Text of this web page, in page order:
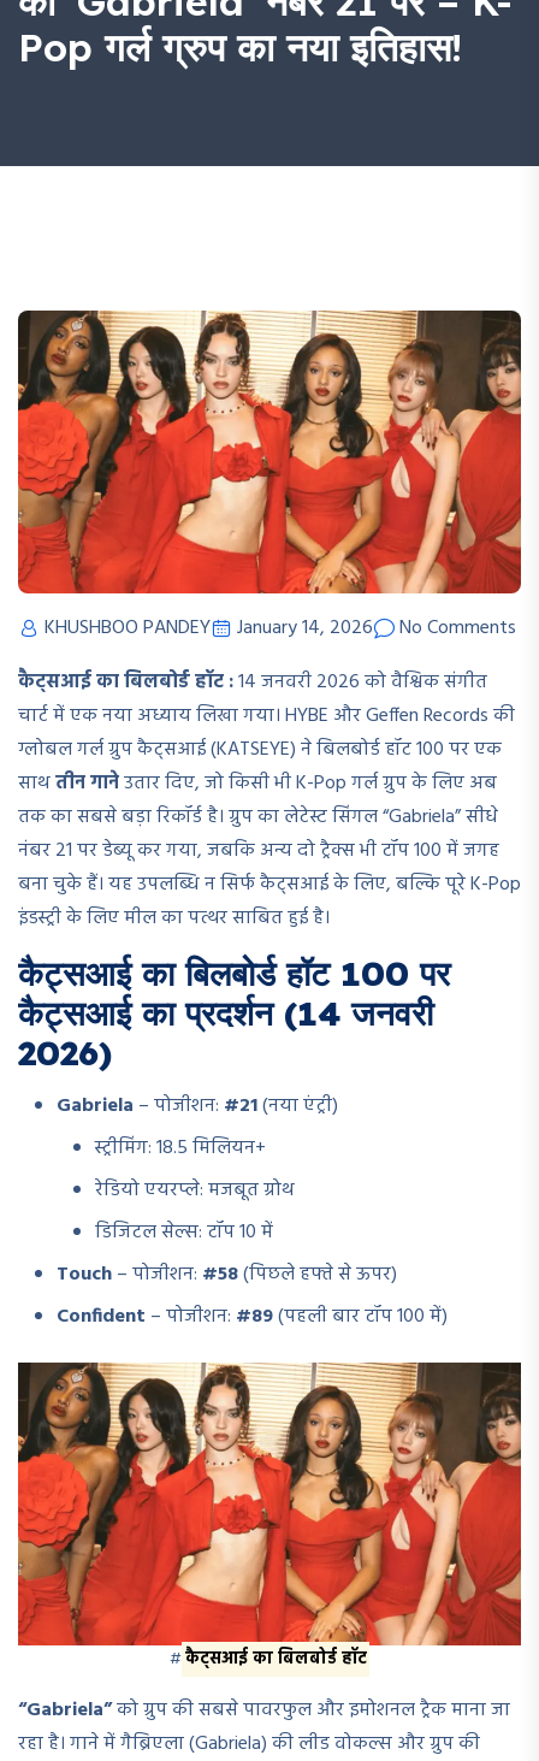
Pop गर्ल ग्रुप का नया इतिहास!
KHUSHBOO PANDEY January 14, 2026
No Comments
कैट्सआई का बिलबोर्ड हॉट :14 जनवरी 2026 को वैश्विक संगीत
चार्ट में एक नया अध्याय लिखा गया। HYBE और Geffen Records की
ग्लोबल गर्ल ग्रुप कैट्सआई (KATSEYE) ने बिलबोर्ड हॉट 100 पर एक
साथतीन गानेउतार दिए, जो किसी भी K-Pop गर्ल ग्रुप के लिए अब
तक का सबसे बड़ा रिकॉर्ड है। ग्रुप का लेटेस्ट सिंगल “Gabriela” सीधे
नंबर 21 पर डेब्यू कर गया, जबकि अन्य दो ट्रैक्स भी टॉप 100 में जगह
बना चुके हैं। यह उपलब्धि न सिर्फ कैट्सआई के लिए, बल्कि पूरे K-Pop
इंडस्ट्री के लिए मील का पत्थर साबित हुई है।
कैट्सआई का बिलबोर्ड हॉट 100 पर
कैट्सआई का प्रदर्शन (14 जनवरी
2026)
Gabriela – पोजीशन: #21(नया एंट्री)
स्ट्रीमिंग: 18.5 मिलियन+
रेडियो एयरप्ले: मजबूत ग्रोथ
डिजिटल सेल्स: टॉप 10 में
Touch– पोजीशन: #58(पिछले हफ्ते से ऊपर)
Confident – पोजीशन: #89(पहली बार टॉप 100 में)
#कैट्सआई का बिलबोर्ड हॉट
“Gabriela”को ग्रुप की सबसे पावरफुल और इमोशनल ट्रैक माना जा
रहा है। गाने में गैब्रिएला (Gabriela) की लीड वोकल्स और ग्रुप की